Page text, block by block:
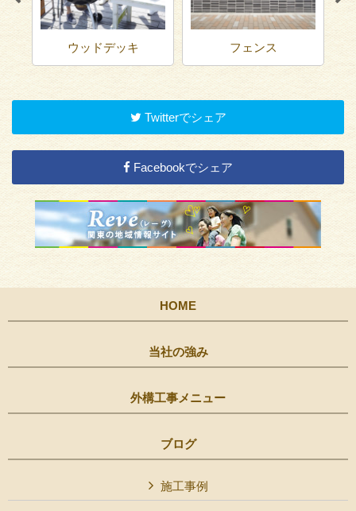
ウッドデッキ フェンス
Twitterでシェア
Facebookでシェア
HOME
当社の強み
外構工事メニュー
ブログ
施工事例